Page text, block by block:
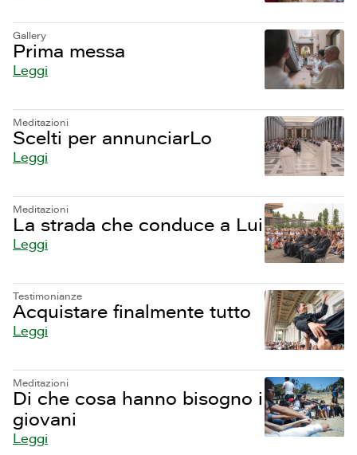
Gallery
Prima messa
Leggi
Meditazioni
Scelti per annunciarLo
Leggi
Meditazioni
La strada che conduce a Lui
Leggi
Testimonianze
Acquistare finalmente tutto
Leggi
Meditazioni
Di che cosa hanno bisogno i
giovani
Leggi